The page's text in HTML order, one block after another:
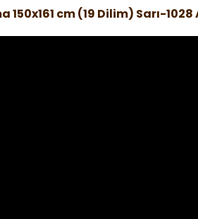
150x161 cm (19 Dilim) Sarı-